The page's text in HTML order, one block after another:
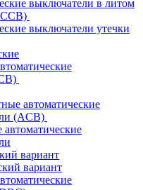
выключатели в литом
выключатели утечки
автоматические
(ACB)
вариант
вариант